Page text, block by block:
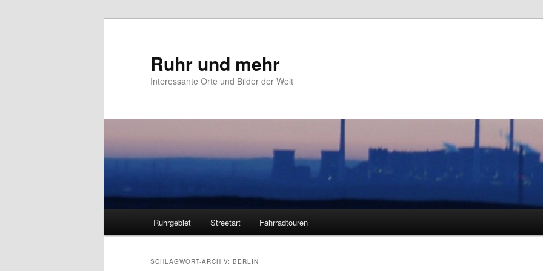
Ruhr und mehr
Interessante Orte und Bilder der Welt
Ruhrgebiet Streetart Fahrradtouren
SCHLAGWORT-ARCHIV: BERLIN